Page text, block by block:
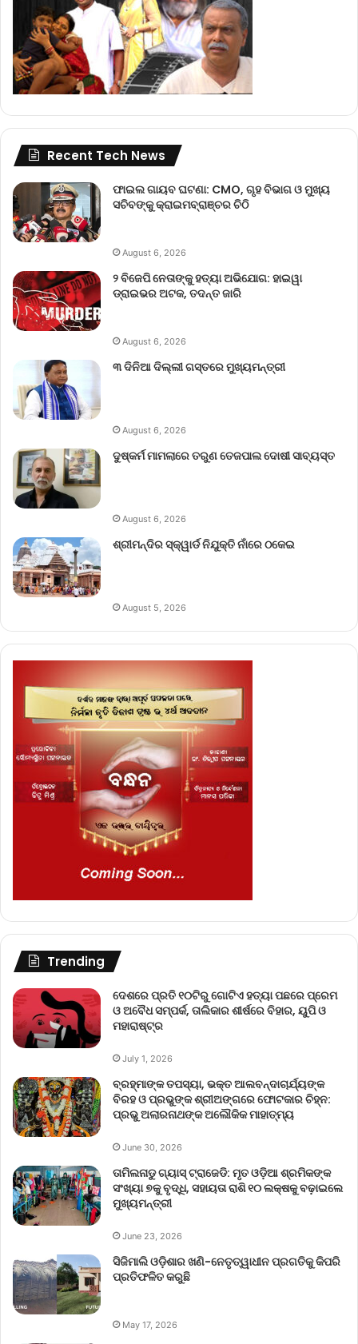
Recent Tech News
ଫାଇଲ ଗାୟବ ଘଟଣା: CMO, ଗୃହ ବିଭାଗ ଓ ମୁଖ୍ୟ
ସଚିବଙ୍କୁ କ୍ରାଇମବ୍ରାଞ୍ଚର ଚିଠି
August 6, 2026
୨ ବିଜେପି ନେତାଙ୍କୁ ହତ୍ୟା ଅଭିଯୋଗ: ହାଇୱା
ଡ୍ରାଇଭର ଅଟକ, ତଦନ୍ତ ଜାରି
August 6, 2026
୩ ଦିନିଆ ଦିଲ୍ଲୀ ଗସ୍ତରେ ମୁଖ୍ୟମନ୍ତ୍ରୀ
August 6, 2026
ଦୁଷ୍କର୍ମ ମାମଲାରେ ତରୁଣ ତେଜପାଲ ଦୋଷୀ ସାବ୍ୟସ୍ତ
August 6, 2026
ଶ୍ରୀମନ୍ଦିର ସ୍କ୍ୱାର୍ଡ ନିଯୁକ୍ତି ନାଁରେ ଠକେଇ
August 5, 2026
Trending
ଦେଶରେ ପ୍ରତି ୧୦ଟିରୁ ଗୋଟିଏ ହତ୍ୟା ପଛରେ ପ୍ରେମ
ଓ ଅବୈଧ ସମ୍ପର୍କ, ତାଲିକାର ଶୀର୍ଷରେ ବିହାର, ୟୁପି ଓ
ମହାରାଷ୍ଟ୍ର
July 1, 2026
ବ୍ରହ୍ମାଙ୍କ ତପସ୍ୟା, ଭକ୍ତ ଆଲବନ୍ଦାଚାର୍ଯ୍ୟଙ୍କ
ବିରହ ଓ ପ୍ରଭୁଙ୍କ ଶ୍ରୀଅଙ୍ଗରେ ଫୋଟକାର ଚିହ୍ନ:
ପ୍ରଭୁ ଅଲାରନାଥଙ୍କ ଅଲୌକିକ ମାହାତ୍ମ୍ୟ
June 30, 2026
ତାମିଲନାଡୁ ଗ୍ୟାସ୍ ଟ୍ରାଜେଡି: ମୃତ ଓଡ଼ିଆ ଶ୍ରମିକଙ୍କ
ସଂଖ୍ୟା ୭କୁ ବୃଦ୍ଧି, ସହାୟତା ରାଶି ୧୦ ଲକ୍ଷକୁ ବଢ଼ାଇଲେ
ମୁଖ୍ୟମନ୍ତ୍ରୀ
June 23, 2026
ସିଜିମାଲି ଓଡ଼ିଶାର ଖଣି-ନେତୃତ୍ୱାଧୀନ ପ୍ରଗତିକୁ କିପରି
ପ୍ରତିଫଳିତ କରୁଛି
May 17, 2026